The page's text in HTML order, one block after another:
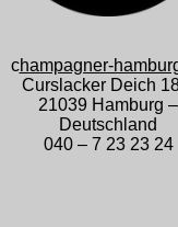
champagner-
Curslacker Deich
21039 Hamburg –
Deutschland
040 – 7 23 23 24